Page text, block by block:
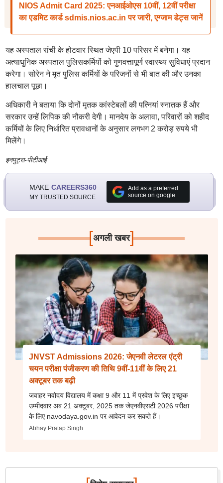
NIOS Admit Card 2025: एनआईओएस 10वीं, 12वीं परीक्षा
का एडमिट कार्ड sdmis.nios.ac.in पर जारी, एग्जाम डेट्स जानें
यह अस्पताल रांची के होटवार स्थित जेएपी 10 परिसर में बनेगा। यह
अत्याधुनिक अस्पताल पुलिसकर्मियों को गुणवत्तापूर्ण स्वास्थ्य सुविधाएं प्रदान
करेगा। सोरेन ने मृत पुलिस कर्मियों के परिजनों से भी बात की और उनका
हालचाल पूछा।
अधिकारी ने बताया कि दोनों मृतक कांस्टेबलों की पत्नियां स्नातक हैं और
सरकार उन्हें लिपिक की नौकरी देगी। मानदेय के अलावा, परिवारों को शहीद
कर्मियों के लिए निर्धारित प्रावधानों के अनुसार लगभग 2 करोड़ रुपये भी
मिलेंगे।
इनपुट्स-पीटीआई
MAKE CAREERS360
MY TRUSTED SOURCE
Add as a preferred
source on google
[अगली खबर]
JNVST Admissions 2026: जेएनवी लेटरल एंट्री
चयन परीक्षा पंजीकरण की तिथि 9वीं-11वीं के लिए 21
अक्टूबर तक बढ़ी
जवाहर नवोदय विद्यालय में कक्षा 9 और 11 में प्रवेश के लिए इच्छुक
उम्मीदवार अब 21 अक्टूबर, 2025 तक जेएनवीएसटी 2026 परीक्षा
के लिए navodaya.gov.in पर आवेदन कर सकते हैं।
Abhay Pratap Singh